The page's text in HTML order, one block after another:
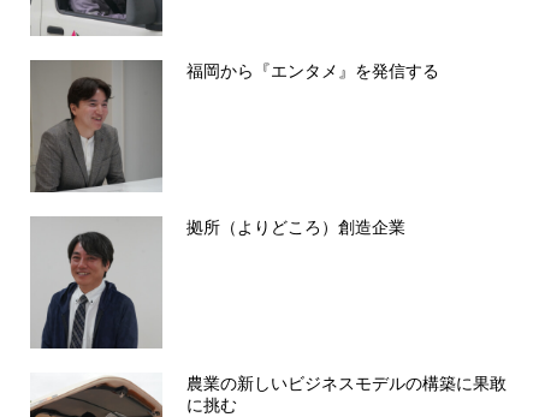
福岡から『エンタメ』を発信する
拠所（よりどころ）創造企業
農業の新しいビジネスモデルの構築に果敢
に挑む